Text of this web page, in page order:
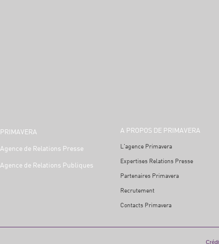
PRIMAVERA
Agence de Relations Presse
Agence de Relations Publiques
A PROPOS DE PRIMAVERA
L'agence Primavera
Expertises Relations Presse
Partenaires Primavera
Recrutement
Contacts Primavera